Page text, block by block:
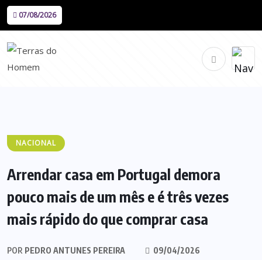
07/08/2026
NACIONAL
Arrendar casa em Portugal demora
pouco mais de um mês e é três vezes
mais rápido do que comprar casa
POR PEDRO ANTUNES PEREIRA
09/04/2026